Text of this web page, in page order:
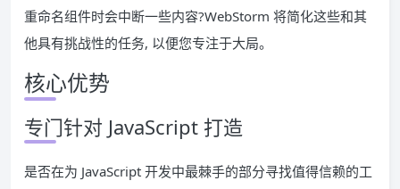
重命名组件时会中断一些内容?WebStorm 将简化这些和其
他具有挑战性的任务, 以便您专注于大局。
核心优势
专门针对 JavaScript 打造
是否在为 JavaScript 开发中最棘手的部分寻找值得信赖的工